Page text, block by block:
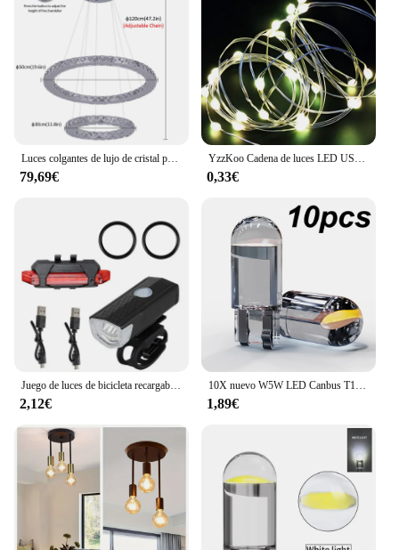
much space. The set's versatility is evident in its
ability to be used for various purposes, from playful
water fights to more practical tasks like cleaning
vehicles or equipment. With its ability to be sold as
a set or as individual pieces, this product is tailored
to meet the needs of different customers and
environments.
Luces colgantes de lujo de cristal para sala de estar, lámpara de araña con Control remoto, dormitorio, comedor, accesorios de iluminación colgantes inteligentes
79,69€
YzzKoo Cadena de luces LED USB, alambre plateado de cobre, guirnalda de luces LED impermeables, luces de hadas para Navidad, decoración de fiesta de boda
0,33€
Juego de luces de bicicleta recargables por USB, luz delantera con luz trasera, fácil de instalar, 3 modos, accesorios para bicicleta
2,12€
10X nuevo W5W LED Canbus T10 luces de coche COB piezas interiores de vidrio bombillas 6000K blanco lámpara de matrícula de coche luz de lectura de cúpula 12V
1,89€